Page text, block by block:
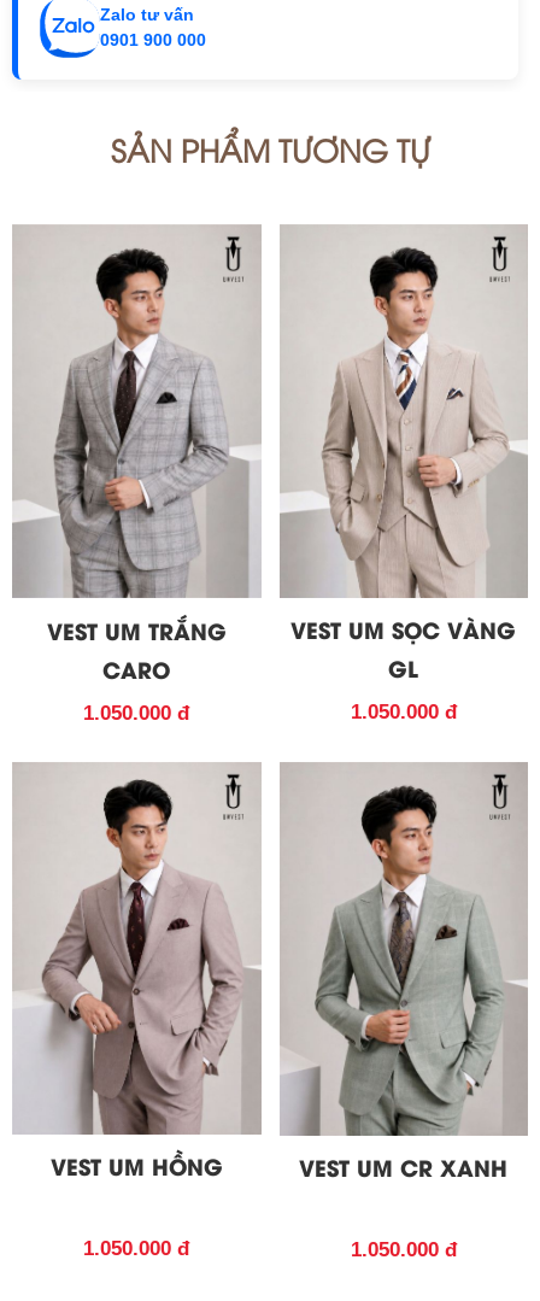
Zalo tư vấn
0901 900 000
SẢN PHẨM TƯƠNG TỰ
VEST UM TRẮNG
CARO
1.050.000 đ
VEST UM SỌC VÀNG
GL
1.050.000 đ
VEST UM HỒNG
1.050.000 đ
VEST UM CR XANH
1.050.000 đ